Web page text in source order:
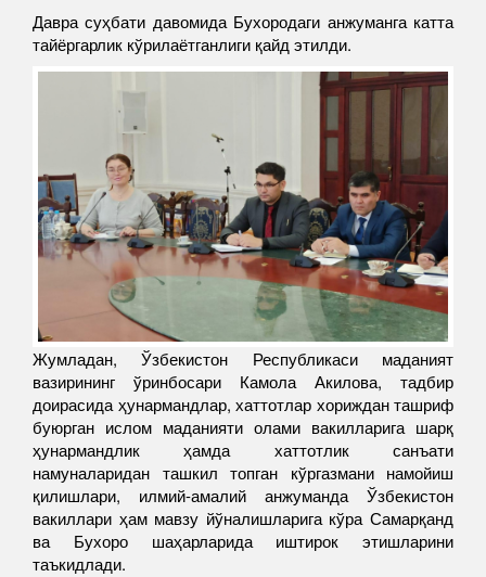
Давра суҳбати давомида Бухородаги анжуманга катта
тайёргарлик кўрилаётганлиги қайд этилди.
Жумладан, Ўзбекистон Республикаси маданият
вазирининг ўринбосари Камола Акилова, тадбир
доирасида ҳунармандлар, хаттотлар хориждан ташриф
буюрган ислом маданияти олами вакилларига шарқ
ҳунармандлик ҳамда хаттотлик санъати
намуналаридан ташкил топган кўргазмани намойиш
қилишлари, илмий-амалий анжуманда Ўзбекистон
вакиллари ҳам мавзу йўналишларига кўра Самарқанд
ва Бухоро шаҳарларида иштирок этишларини
таъкидлади.